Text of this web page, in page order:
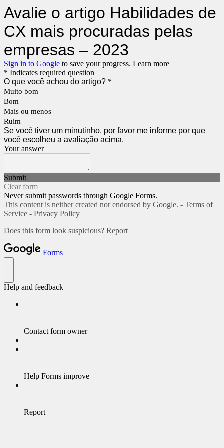
Avalie o artigo Habilidades de
CX mais procuradas pelas
empresas – 2023
Sign in to Google to save your progress. Learn more
* Indicates required question
O que você achou do artigo? *
Muito bom
Bom
Mais ou menos
Ruim
Se você tiver um minutinho, por favor me informe por que
você escolheu a avaliação acima.
Your answer
Submit
Clear form
Never submit passwords through Google Forms.
This content is neither created nor endorsed by Google. - Terms of
Service - Privacy Policy
Does this form look suspicious? Report
Forms
Help and feedback
Contact form owner
Help Forms improve
Report